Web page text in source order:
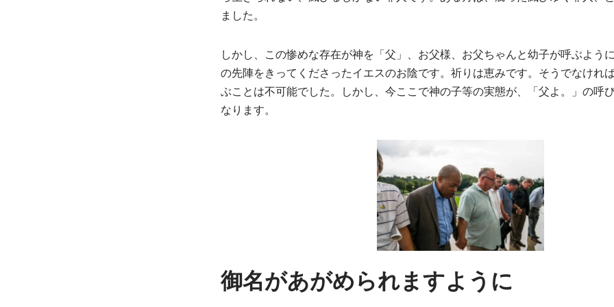
ました。
しかし、この惨めな存在が神を「父」、お父様、お父ちゃんと幼子が呼ぶよう
の先陣をきってくださったイエスのお陰です。祈りは恵みです。そうでなけれ
ぶことは不可能でした。しかし、今ここで神の子等の実態が、「父よ。」の呼
なります。
御名があがめられますように